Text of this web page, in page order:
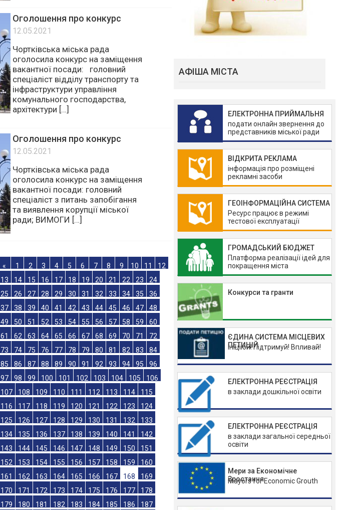
Оголошення про конкурс
12.05.2021
Чортківська міська рада
оголосила конкурс на заміщення
вакантної посади: головний
спеціаліст відділу транспорту та
архітектури […]
Оголошення про конкурс
12.05.2021
Чортківська міська рада
оголосила конкурс на заміщення
вакантної посади: головний
« 1 2 3 4 5 6 7 8 9 10 11
13
14 15 16 17 18 19 20 21 22 23
24
25
26 27 28 29 30 31 32 33 34 35
36
37
38 39 40 41 42 43 44 45 46 47
48
49
50 51 52 53 54 55 56 57 58 59
60
61
62 63 64 65 66 67 68 69 70 71
72
73
74 75 76 77 78 79 80 81 82 83
84
85
86 87 88 89 90 91 92 93 94 95
96
97
98 99 100 101 102 103 104 105
106
107
108 109 110 111 112 113 114
115
116
117 118 119 120 121 122 123
124
125
126 127 128 129 130 131 132
133
134
135 136 137 138 139 140 141
142
143
144 145 146 147 148 149 150
151
152
153 154 155 156 157 158 159
160
161
162 163 164 165 166 167 168
169
АФІША МІСТА
ЕЛЕКТРОННА ПРИЙМАЛЬНЯ
подати онлайн звернення до
представників міської ради
ВІДКРИТА РЕКЛАМА
інформація про розміщені
рекламні засоби
ГЕОІНФОРМАЦІЙНА СИСТЕМА
Ресурс працює в режимі
тестової експлуатації
ГРОМАДСЬКИЙ БЮДЖЕТ
Платформа реалізації ідей для
покращення міста
Конкурси та гранти
ЄДИНА СИСТЕМА МІСЦЕВИХ
ПЕТИЦІЙ
Ініціюй! Підтримуй! Впливай!
ЕЛЕКТРОННА РЕЄСТРАЦІЯ
в заклади дошкільної освіти
ЕЛЕКТРОННА РЕЄСТРАЦІЯ
в заклади загальної середньої
освіти
Мери за Економічне
Зростання
Mayors for Economic Grouth